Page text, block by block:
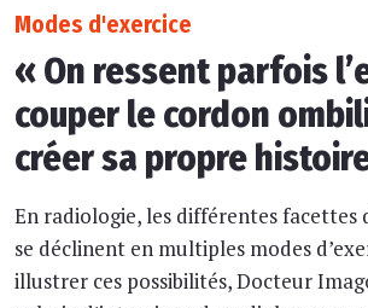
Modes d'exercice
« On ressent parfois
couper le cordon
créer sa propre
En radiologie, les différentes facettes
se déclinent en multiples modes
illustrer ces possibilités, Docteur